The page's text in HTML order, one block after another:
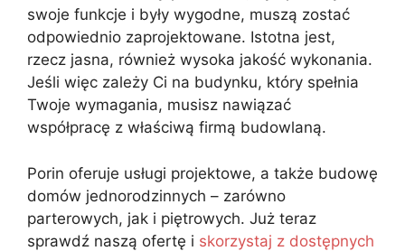
swoje funkcje i były wygodne, muszą zostać
odpowiednio zaprojektowane. Istotna jest,
rzecz jasna, również wysoka jakość wykonania.
Jeśli więc zależy Ci na budynku, który spełnia
Twoje wymagania, musisz nawiązać
współpracę z właściwą firmą budowlaną.
Porin oferuje usługi projektowe, a także budowę
domów jednorodzinnych – zarówno
parterowych, jak i piętrowych. Już teraz
sprawdź naszą ofertę i skorzystaj z dostępnych